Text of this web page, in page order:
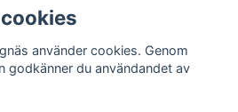
använder cookies. Genom
godkänner du användandet av